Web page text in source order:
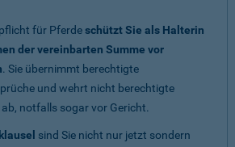
für Pferdeschützt Sie als Halterin
der vereinbarten Summe vor
. Sie übernimmt berechtigte
und wehrt nicht berechtigte
notfalls sogar vor Gericht.
sind Sie nicht nur jetzt sondern